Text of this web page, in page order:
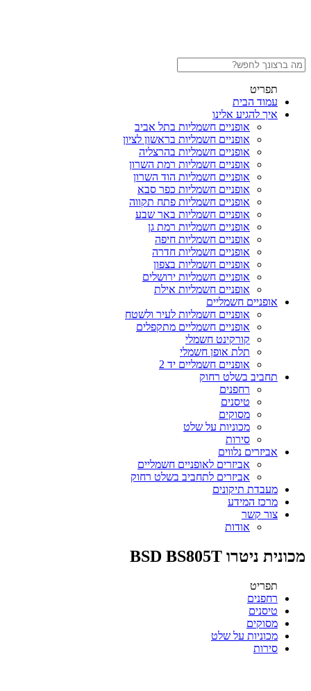
תפריט
עמוד הבית
איך להגיע אלינו
אופניים חשמליות בתל אביב
אופניים חשמליות בראשון לציון
אופניים חשמליות בהרצליה
אופניים חשמליות רמת השרון
אופניים חשמליות הוד השרון
אופניים חשמליות כפר סבא
אופניים חשמליות פתח תקווה
אופניים חשמליות באר שבע
אופניים חשמליות רמת גן
אופניים חשמליות חיפה
אופניים חשמליות חדרה
אופניים חשמליות בצפון
אופניים חשמליות ירושלים
אופניים חשמליות אילת
אופניים חשמליים
אופניים חשמליות לעיר ולשטח
אופניים חשמליים מתקפלים
קורקינט חשמלי
תלת אופן חשמלי
אופניים חשמליים יד 2
תחביב בשלט רחוק
רחפנים
טיסנים
מסוקים
מכוניות על שלט
סירות
אביזרים נלווים
אביזרים לאופניים חשמליים
אביזרים לתחביב בשלט רחוק
מעבדת תיקונים
מרכז המידע
צור קשר
אודות
מכונית ניטרו BSD BS805T
תפריט
רחפנים
טיסנים
מסוקים
מכוניות על שלט
סירות